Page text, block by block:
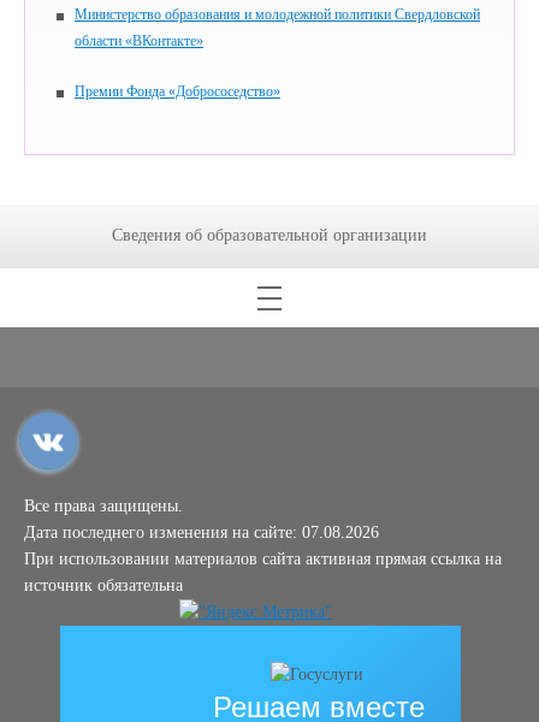
Министерство образования и молодежной политики Свердловской
области «ВКонтакте»
Премии Фонда «Добрососедство»
Сведения об образовательной организации
Все права защищены.
Дата последнего изменения на сайте: 07.08.2026
При использовании материалов сайта активная прямая ссылка на
источник обязательна
Решаем вместе